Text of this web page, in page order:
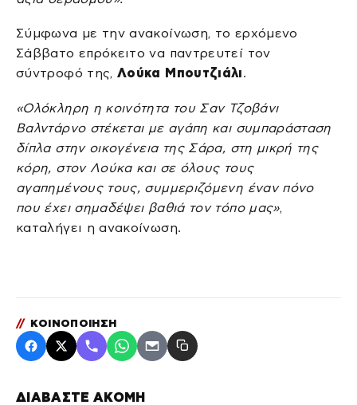
ΔΙΑΒΑΣΤΕ ΑΚΟΜΗ
Σύμφωνα με την ανακοίνωση, το ερχόμενο
Σάββατο επρόκειτο να παντρευτεί τον
σύντροφό της,Λούκα Μπουτζιάλι.
«Ολόκληρη η κοινότητα του Σαν Τζοβάνι
Βαλντάρνο στέκεται με αγάπη και συμπαράσταση
δίπλα στην οικογένεια της Σάρα, στη μικρή της
κόρη, στον Λούκα και σε όλους τους
αγαπημένους τους, συμμεριζόμενη έναν πόνο
που έχει σημαδέψει βαθιά τον τόπο μας»,
καταλήγει η ανακοίνωση.
// ΚΟΙΝΟΠΟΙΗΣΗ